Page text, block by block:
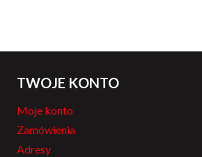
TWOJE KONTO
Moje konto
Zamówienia
Adresy